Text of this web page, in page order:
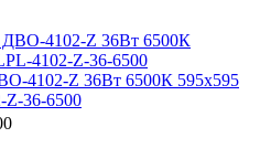
4102-Z 36Вт 6500К 595х595
Z-36-6500